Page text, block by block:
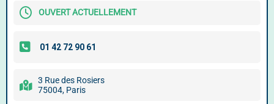
OUVERT ACTUELLEMENT
3 Rue des Rosiers
75004, Paris